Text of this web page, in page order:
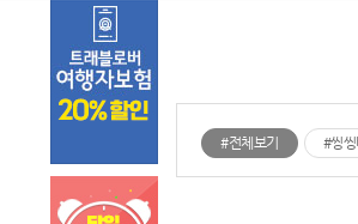
#전체보기 #씽